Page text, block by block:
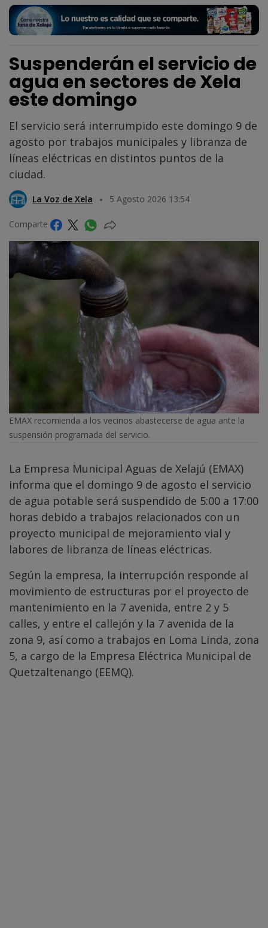
Suspenderán el servicio de
agua en sectores de Xela
este domingo
El servicio será interrumpido este domingo 9 de
agosto por trabajos municipales y libranza de
líneas eléctricas en distintos puntos de la
ciudad.
La Voz de Xela 5 Agosto 2026 13:54
Comparte
EMAX recomienda a los vecinos abastecerse de agua ante la
suspensión programada del servicio.
La Empresa Municipal Aguas de Xelajú (EMAX)
informa que el domingo 9 de agosto el servicio
de agua potable será suspendido de 5:00 a 17:00
horas debido a trabajos relacionados con un
proyecto municipal de mejoramiento vial y
labores de libranza de líneas eléctricas.
Según la empresa, la interrupción responde al
movimiento de estructuras por el proyecto de
mantenimiento en la 7 avenida, entre 2 y 5
calles, y entre el callejón y la 7 avenida de la
zona 9, así como a trabajos en Loma Linda, zona
5, a cargo de la Empresa Eléctrica Municipal de
Quetzaltenango (EEMQ).